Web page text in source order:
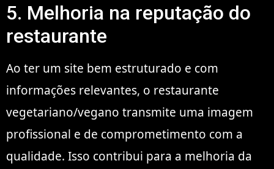
5. Melhoria na reputação do
restaurante
Ao ter um site bem estruturado e com
informações relevantes, o restaurante
vegetariano/vegano transmite uma imagem
profissional e de comprometimento com a
qualidade. Isso contribui para a melhoria da